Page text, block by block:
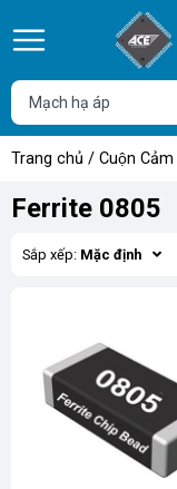
Trang chủ / Cuộn Cảm
Ferrite 0805
Sắp xếp: Mặc định